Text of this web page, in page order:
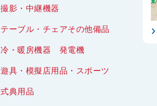
撮影・中継機器
テーブル・チェアその他備品
冷・暖房機器 発電機
遊具・模擬店用品・スポーツ
式典用品